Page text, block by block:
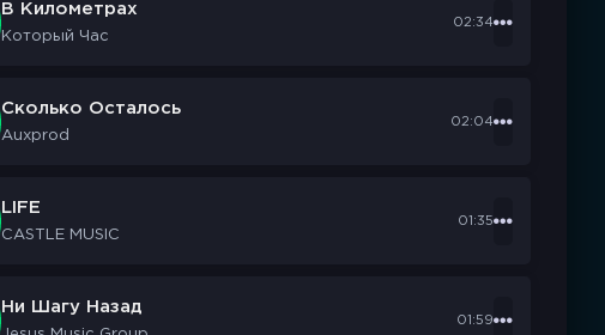
В Километрах
Который Час
02:34
Сколько Осталось
Auxprod
02:04
LIFE
CASTLE MUSIC
01:35
Ни Шагу Назад
01:59